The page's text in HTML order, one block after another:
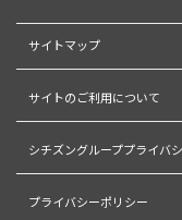
サイトマップ
サイトのご利用について
シチズングループプライバ
プライバシーポリシー